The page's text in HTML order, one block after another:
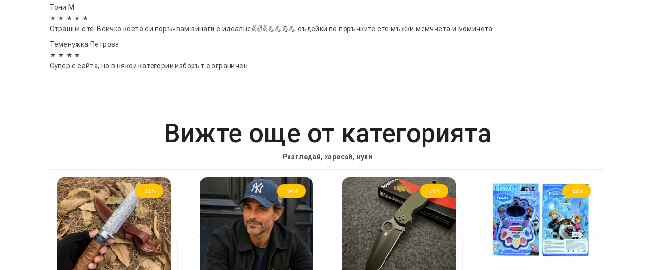
Тони М.
★ ★ ★ ★ ★
Страшни сте. Всичко което си поръчвам винаги е идеално✌️✌️✌️💪💪💪💪 съдейки по поръчките сте мъжки момччета и момичета.
Теменужка Петрова
★ ★ ★ ★
Супер е сайта, но в някои категории изборът е ограничен.
Вижте още от категорията
Разгледай, харесай, купи
-31% -54% -76% -52%